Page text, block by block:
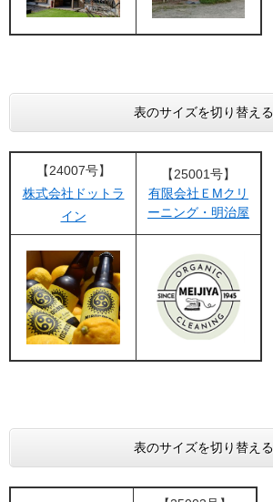
表のサイズを切り替える
【24007号】
株式会社ドットラ
イン
【25001号】
有限会社ＥMクリ
ーニング・明治屋
表のサイズを切り替える